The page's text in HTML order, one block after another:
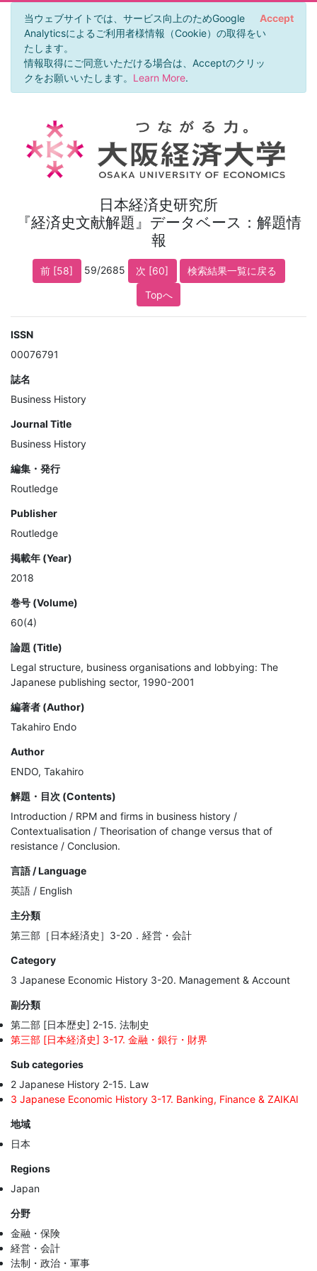
当ウェブサイトでは、サービス向上のためGoogle
Analyticsによるご利用者様情報（Cookie）の取得をい
たします。
情報取得にご同意いただける場合は、Acceptのクリッ
クをお願いいたします。 Learn More.
Accept
日本経済史研究所
『経済史文献解題』データベース：解題情
報
前 [58] 59/2685 次 [60]
検索結果一覧に戻る
Topへ
ISSN
00076791
誌名
Business History
Journal Title
Business History
編集・発行
Routledge
Publisher
Routledge
掲載年 (Year)
2018
巻号 (Volume)
60(4)
論題 (Title)
Legal structure, business organisations and lobbying: The
Japanese publishing sector, 1990-2001
編著者 (Author)
Takahiro Endo
Author
ENDO, Takahiro
解題・目次 (Contents)
Introduction / RPM and firms in business history /
Contextualisation / Theorisation of change versus that of
resistance / Conclusion.
言語 / Language
英語 / English
主分類
第三部［日本経済史］3-20．経営・会計
Category
3 Japanese Economic History 3-20. Management & Account
副分類
第二部 [日本歴史] 2-15. 法制史
第三部 [日本経済史] 3-17. 金融・銀行・財界
Sub categories
2 Japanese History 2-15. Law
3 Japanese Economic History 3-17. Banking, Finance & ZAIKAI
地域
日本
Regions
Japan
分野
金融・保険
経営・会計
法制・政治・軍事